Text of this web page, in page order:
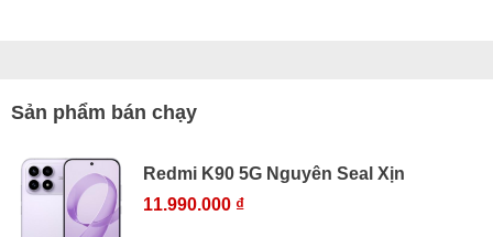
Sản phẩm bán chạy
Redmi K90 5G Nguyên Seal Xịn
11.990.000 ₫